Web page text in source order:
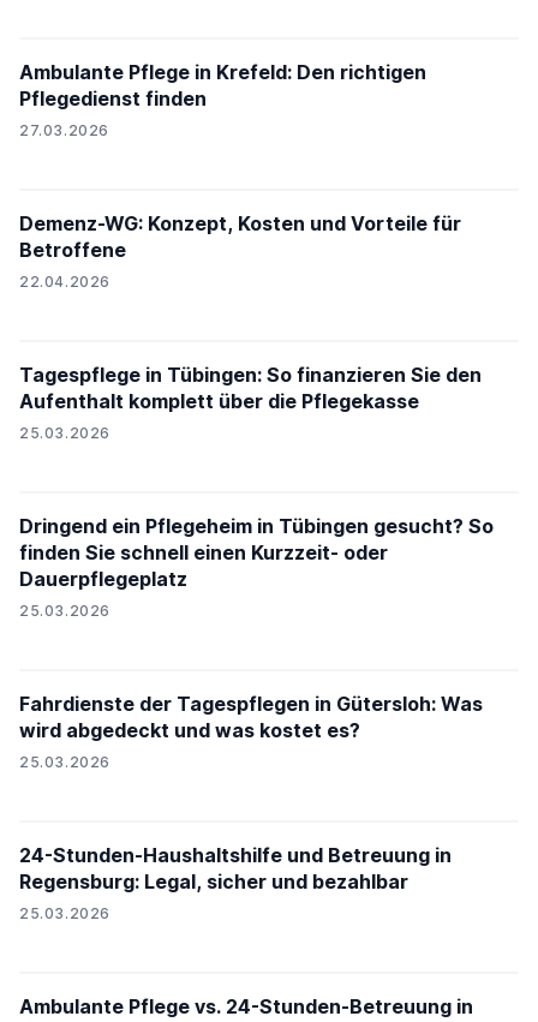
Ambulante Pflege in Krefeld: Den richtigen
Pflegedienst finden
27.03.2026
Demenz-WG: Konzept, Kosten und Vorteile für
Betroffene
22.04.2026
Tagespflege in Tübingen: So finanzieren Sie den
Aufenthalt komplett über die Pflegekasse
25.03.2026
Dringend ein Pflegeheim in Tübingen gesucht? So
finden Sie schnell einen Kurzzeit- oder
Dauerpflegeplatz
25.03.2026
Fahrdienste der Tagespflegen in Gütersloh: Was
wird abgedeckt und was kostet es?
25.03.2026
24-Stunden-Haushaltshilfe und Betreuung in
Regensburg: Legal, sicher und bezahlbar
25.03.2026
Ambulante Pflege vs. 24-Stunden-Betreuung in